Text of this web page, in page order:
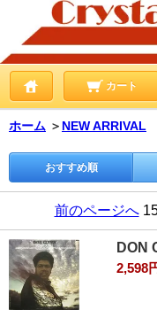
カート
ホーム ＞ NEW ARRIVAL
おすすめ順
前のページへ
DON
2,598